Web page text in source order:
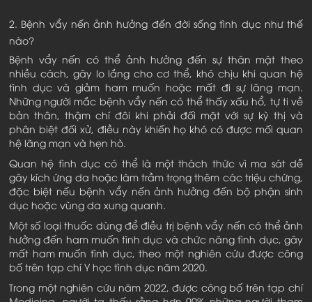
2. Bệnh vẩy nến ảnh hưởng đến đời sống tình dục như thế
nào?
Bệnh vẩy nến có thể ảnh hưởng đến sự thân mật theo
nhiều cách, gây lo lắng cho cơ thể, khó chịu khi quan hệ
tình dục và giảm ham muốn hoặc mất đi sự lãng mạn.
Những người mắc bệnh vẩy nến có thể thấy xấu hổ, tự ti về
bản thân, thậm chí đôi khi phải đối mặt với sự kỳ thị và
phân biệt đối xử, điều này khiến họ khó có được mối quan
hệ lãng mạn và hẹn hò.
Quan hệ tình dục có thể là một thách thức vì ma sát dễ
gây kích ứng da hoặc làm trầm trọng thêm các triệu chứng,
đặc biệt nếu bệnh vẩy nến ảnh hưởng đến bộ phận sinh
dục hoặc vùng da xung quanh.
Một số loại thuốc dùng để điều trị bệnh vẩy nến có thể ảnh
hưởng đến ham muốn tình dục và chức năng tình dục, gây
mất ham muốn tình dục, theo một nghiên cứu được công
bố trên tạp chí Y học tình dục năm 2020.
Trong một nghiên cứu năm 2022, được công bố trên tạp chí